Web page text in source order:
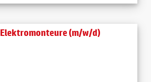
Elektromonteure (m/w/d)